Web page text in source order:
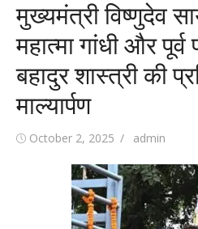
मुख्यमंत्री विष्णुदेव
महात्मा गांधी और
बहादुर शास्त्री की
माल्यार्पण
Posted
October 2, 2025 Author
admin